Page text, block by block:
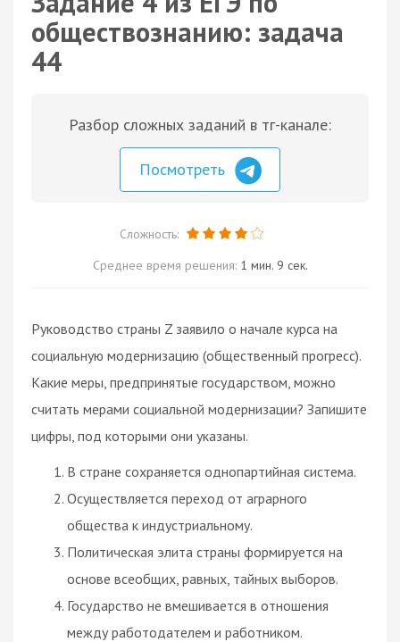
обществознанию: задача
44
Разбор сложных заданий в тг-канале:
Посмотреть
Сложность:
Среднее время решения: 1 мин. 9 сек.
Руководство страны Z заявило о начале курса на
социальную модернизацию (общественный прогресс).
Какие меры, предпринятые государством, можно
считать мерами социальной модернизации? Запишите
цифры, под которыми они указаны.
В стране сохраняется однопартийная система.
Осуществляется переход от аграрного
общества к индустриальному.
Политическая элита страны формируется на
основе всеобщих, равных, тайных выборов.
Государство не вмешивается в отношения
между работодателем и работником.